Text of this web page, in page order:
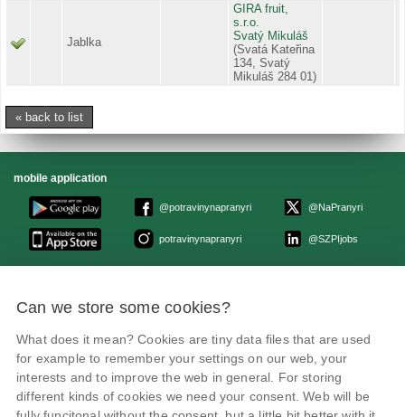
Jablka
GIRA fruit,
s.r.o.
Svatý Mikuláš
(Svatá Kateřina
134, Svatý
Mikuláš 284 01)
« back to list
mobile application
@potravinynapranyri
potravinynapranyri
@NaPranyri
@SZPIjobs
Květná 15, 603 00 Brno,epodatelna
szpi.gov.cz
IČO: 75014149, DIČ: CZ75014149
Privacy Policy
Cookies settings
Can we store some cookies?
What does it mean? Cookies are tiny data files that are used
for example to remember your settings on our web, your
interests and to improve the web in general. For storing
different kinds of cookies we need your consent. Web will be